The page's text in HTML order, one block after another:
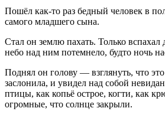
Пошёл как-то раз бедный человек в
самого младшего сына.
Стал он землю пахать. Только вспахал
небо над ним потемнело, будто ночь
Поднял он голову — взглянуть, что это
заслонила, и увидел над собой
птицы, как копьё острое, когти, как
огромные, что солнце закрыли.